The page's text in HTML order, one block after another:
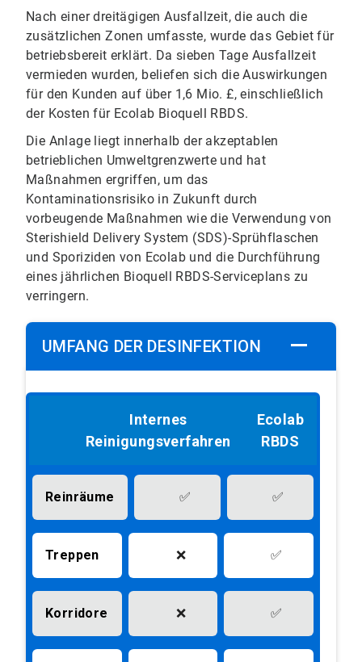
Nach einer dreitägigen Ausfallzeit, die auch die
zusätzlichen Zonen umfasste, wurde das Gebiet für
betriebsbereit erklärt. Da sieben Tage Ausfallzeit
vermieden wurden, beliefen sich die Auswirkungen
für den Kunden auf über 1,6 Mio. £, einschließlich
der Kosten für Ecolab Bioquell RBDS.
Die Anlage liegt innerhalb der akzeptablen
betrieblichen Umweltgrenzwerte und hat
Maßnahmen ergriffen, um das
Kontaminationsrisiko in Zukunft durch
vorbeugende Maßnahmen wie die Verwendung von
Sterishield Delivery System (SDS)-Sprühflaschen
und Sporiziden von Ecolab und die Durchführung
eines jährlichen Bioquell RBDS-Serviceplans zu
verringern.
UMFANG DER DESINFEKTION
Internes
Reinigungsverfahren
Ecolab
RBDS
Reinräume ✅ ✅
Treppen ❌ ✅
Korridore ❌ ✅